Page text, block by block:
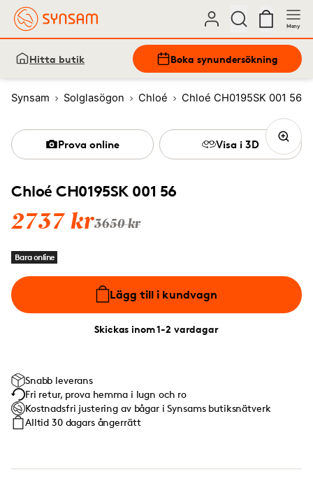
Meny
Hitta butik Boka synundersökning
Synsam Solglasögon Chloé Chloé CH0195SK 001 56
Chloé CH0195SK 001 56
2737 kr3650 kr
Bara online
Lägg till i kundvagn
Skickas inom 1-2 vardagar
Prova online Visa i 3D
Snabb leverans
Fri retur, prova hemma i lugn och ro
Kostnadsfri justering av bågar i Synsams butiksnätverk
Alltid 30 dagars ångerrätt